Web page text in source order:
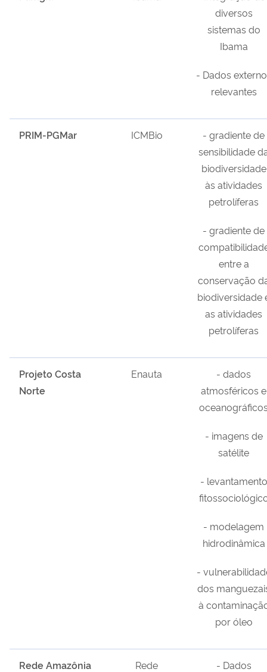
diversos
sistemas do
Ibama
- Dados
relevantes
PRIM-PGMar ICMBio
- gradiente de
sensibilidade
biodiversidade
às atividades
petrolíferas
- gradiente de
entre a
conservação
biodiversidade
as atividades
petrolíferas
Projeto Costa
Norte
Enauta
- dados
atmosféricos e
- imagens de
satélite
- levantamento
- modelagem
hidrodinâmica
-
dos
à
por óleo
Rede Amazônia
Rede
- Dados